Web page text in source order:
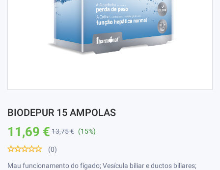
BIODEPUR 15 AMPOLAS
11,69 € 13,75 € (15%)
(0)
Mau funcionamento do fígado; Vesícula biliar e ductos biliares;